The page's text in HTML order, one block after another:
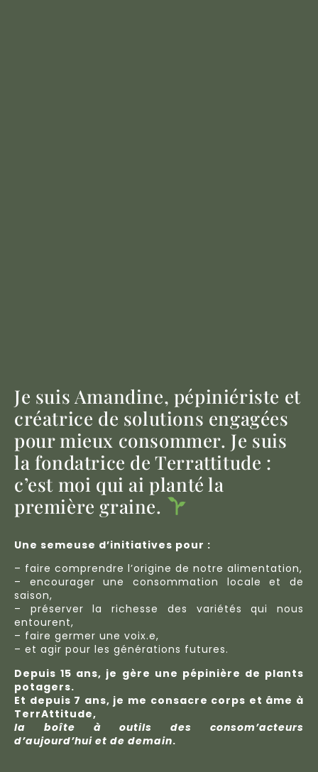
Je suis Amandine, pépiniériste et
créatrice de solutions engagées
pour mieux consommer. Je suis
la fondatrice de Terrattitude :
c’est moi qui ai planté la
première graine.
Une semeuse d’initiatives pour :
– faire comprendre l’origine de notre alimentation,
– encourager une consommation locale et de
saison,
– préserver la richesse des variétés qui nous
entourent,
– faire germer une voix.e,
– et agir pour les générations futures.
Depuis 15 ans, je gère une pépinière de plants
potagers.
Et depuis 7 ans, je me consacre corps et âme à
TerrAttitude,
la boîte à outils des consom’acteurs
d’aujourd’hui et de demain.